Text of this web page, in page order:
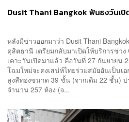
Dusit Thani Bangkok ฟันธงวันเปิ
หลังมีข่าวออกมาว่า Dusit Thani
ดุสิตธานี เตรียมกลับมาเปิดให้บริการช่ว
เคาะวันเปิดมาแล้ว คือวันที่ 27 กันยายน
โฉมใหม่จะคงเสน่ห์ไทยร่วมสมัยอันเป็น
สูงสีทองขนาด 39 ชั้น (จากเดิม 22 ชั้น)
จำนวน 257 ห้อง (จ...